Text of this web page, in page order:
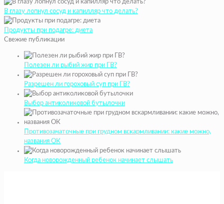
В глазу лопнул сосуд и капилляр что делать?
Продукты при подагре: диета
Свежие публикации
Полезен ли рыбий жир при ГВ?
Разрешен ли гороховый суп при ГВ?
Выбор антиколиковой бутылочки
Противозачаточные при грудном вскармливании: какие можно,
названия ОК
Когда новорожденный ребенок начинает слышать